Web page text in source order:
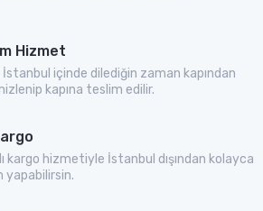
Hizmet
İstanbul içinde dilediğin zaman kapından
kapına teslim edilir.
kargo hizmetiyle İstanbul dışından kolayca
yapabilirsin.